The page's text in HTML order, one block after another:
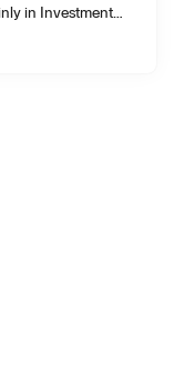
in Investment
with focus on the
by corporate
but issuers